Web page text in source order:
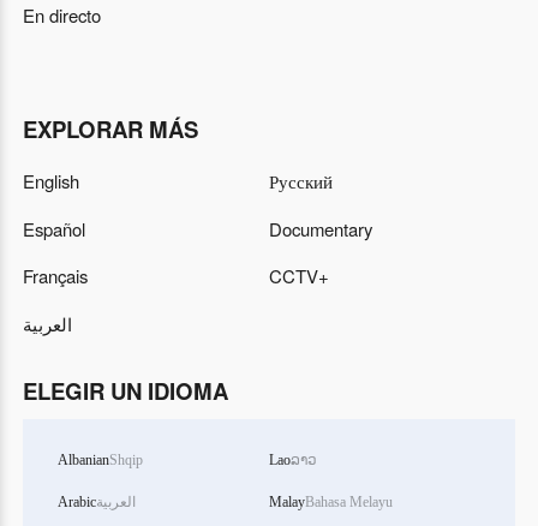
En directo
EXPLORAR MÁS
English
Español
Français
العربية
Русский
Documentary
CCTV+
ELEGIR UN IDIOMA
AlbanianShqip
Arabicالعربية
Laoລາວ
MalayBahasa Melayu